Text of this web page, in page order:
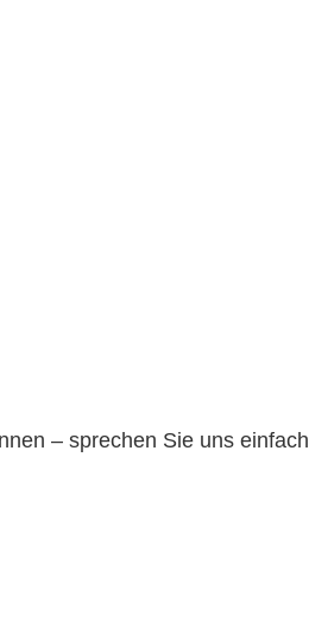
– sprechen Sie uns einfach